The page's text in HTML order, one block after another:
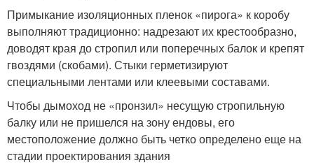
Примыкание изоляционных пленок «пирога» к коробу
выполняют традиционно: надрезают их крестообразно,
доводят края до стропил или поперечных балок и крепят
гвоздями (скобами). Стыки герметизируют
специальными лентами или клеевыми составами.
Чтобы дымоход не «пронзил» несущую стропильную
балку или не пришелся на зону ендовы, его
местоположение должно быть четко определено еще на
стадии проектирования здания